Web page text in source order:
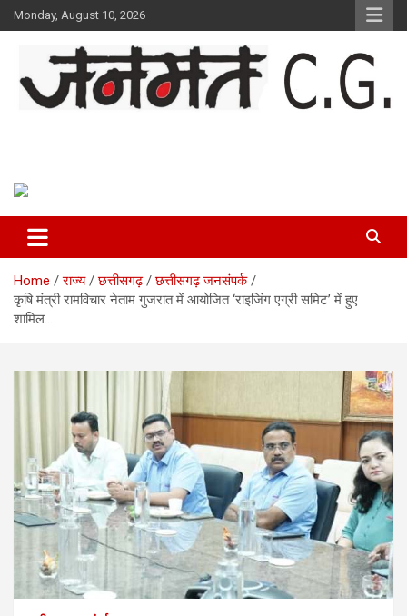
Skip
to
Monday, August 10, 2026
Home राज्य छत्तीसगढ़
छत्तीसगढ़ जनसंपर्क
कृषि मंत्री रामविचार नेताम गुजरात में आयोजित ‘राइजिंग एग्री समिट’ में हुए
शामिल…